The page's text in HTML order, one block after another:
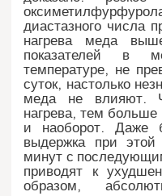
диастазного числа
нагрева меда
показателей в
температуре, не
суток, настолько
меда не влияют.
нагрева, тем
и наоборот. Даже
выдержка при
минут с
приводят к
образом,